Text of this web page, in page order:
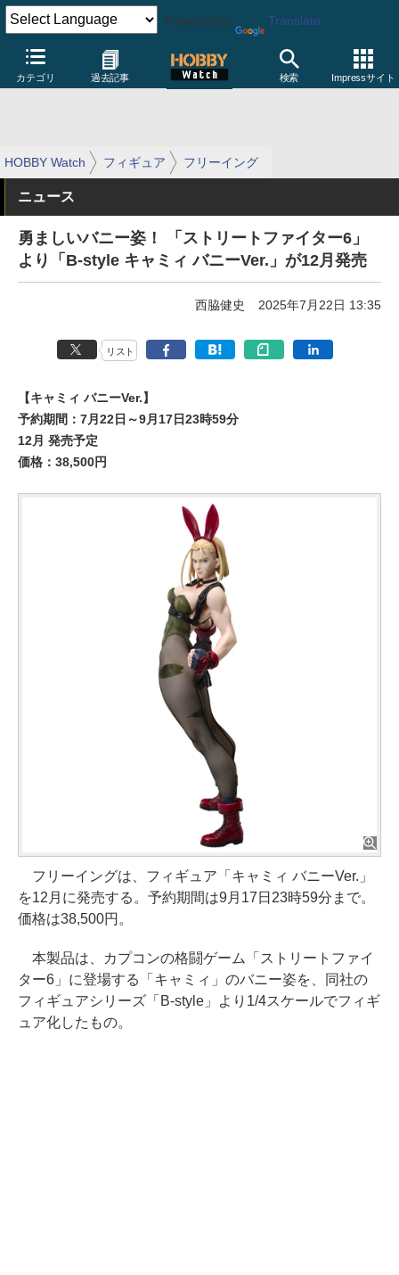
Powered by Translate
カテゴリ 過去記事 検索 Impressサイト
HOBBY Watch フィギュア フリーイング
ニュース
勇ましいバニー姿！ 「ストリートファイター6」
より「B-style キャミィ バニーVer.」が12月発売
西脇健史 2025年7月22日 13:35
リスト
【キャミィ バニーVer.】
予約期間：7月22日～9月17日23時59分
12月 発売予定
価格：38,500円
フリーイングは、フィギュア「キャミィ バニーVer.」
を12月に発売する。予約期間は9月17日23時59分まで。
価格は38,500円。
本製品は、カプコンの格闘ゲーム「ストリートファイ
ター6」に登場する「キャミィ」のバニー姿を、同社の
フィギュアシリーズ「B-style」より1/4スケールでフィギ
ュア化したもの。